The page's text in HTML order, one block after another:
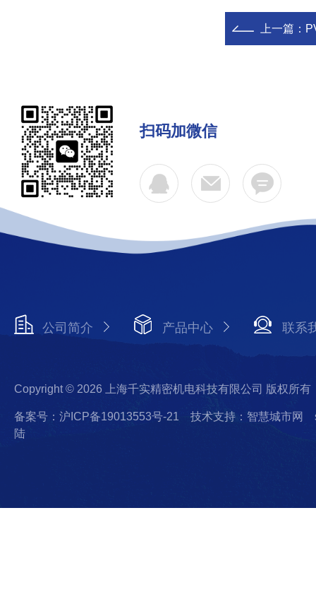
上一篇：
扫码加微信
公司简介 产品中心 联系
Copyright © 2026 上海千实精密机电科技有限公司 版权所有
备案号：沪ICP备19013553号-21 技术支持：智慧城市网
陆